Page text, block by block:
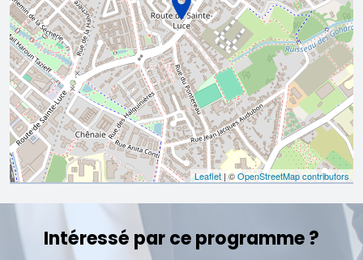
Leaflet | ©OpenStreetMap contributors
Intéressé par ce programme ?